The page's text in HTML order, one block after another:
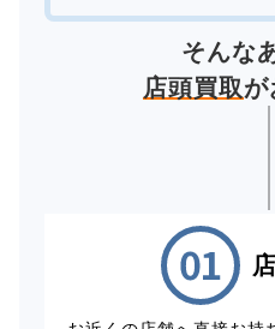
そんな
店頭買取が